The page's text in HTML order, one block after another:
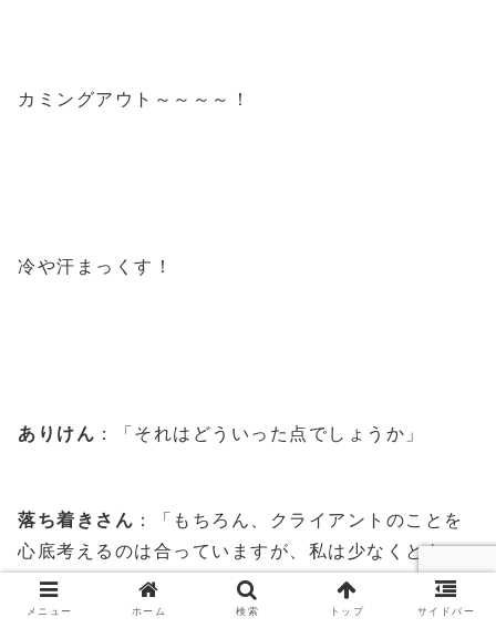
カミングアウト～～～～！
冷や汗まっくす！
ありけん ：「それはどういった点でしょうか」
落ち着きさん ：「もちろん、クライアントのことを
心底考えるのは合っていますが、私は少なくとも、
自社のために仕事しています。プライドをもっ
て。」
メニュー ホーム 検索 トップ サイドバー